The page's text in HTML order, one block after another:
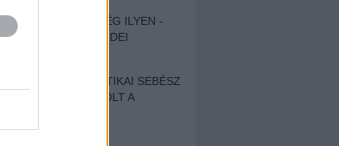
SOHA NEM VOLT MÉG ILYEN -
BESZÁMOLÓNK AZ IDEI
EGY HALLÁSPLASZTIKAI SEBÉSZ
NAPLÓJA - ILYEN VOLT A
DOKUMENTUMFILM